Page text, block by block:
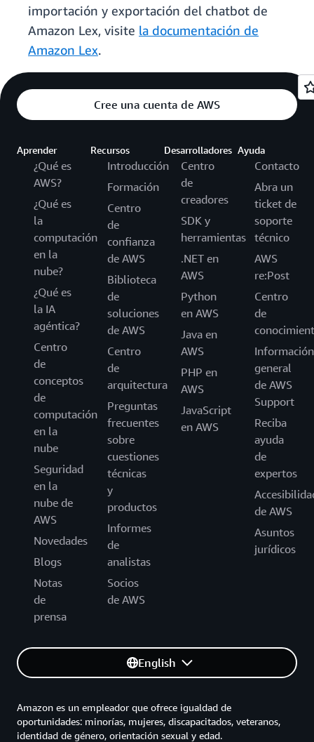
importación y exportación del chatbot de
Amazon Lex, visite la documentación de
Amazon Lex.
Cree una cuenta de AWS
Aprender
¿Qué es
AWS?
¿Qué es
la
computación
en la
nube?
¿Qué es
la IA
agéntica?
Centro
de
conceptos
de
computación
en la
nube
Seguridad
en la
nube de
AWS
Novedades
Blogs
Notas
de
prensa
Recursos
Introducción
Formación
Centro
de
confianza
de AWS
Biblioteca
de
soluciones
de AWS
Centro
de
arquitectura
Preguntas
frecuentes
sobre
cuestiones
técnicas
y
productos
Informes
de
analistas
Socios
de AWS
Desarrolladores
Centro
de
creadores
SDK y
herramientas
.NET en
AWS
Python
en AWS
Java en
AWS
PHP en
AWS
JavaScript
en AWS
Ayuda
Contacto
Abra un
ticket de
soporte
técnico
AWS
re:Post
Centro
de
Información
general
de AWS
Support
Reciba
ayuda
de
expertos
de AWS
Asuntos
jurídicos
English
Amazon es un empleador que ofrece igualdad de
oportunidades: minorías, mujeres, discapacitados, veteranos,
identidad de género, orientación sexual y edad.